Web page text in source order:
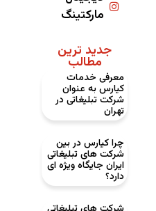
مارکتینگ
جدید ترین
مطالب
معرفی خدمات
کیارس به ‌عنوان
شرکت تبلیغاتی در
تهران
چرا کیارس در بین
شرکت‌ های تبلیغاتی
ایران جایگاه ویژه ‌ای
دارد؟